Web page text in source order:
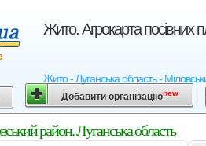
Жито. Агрокарта посівних
Жито - Луганська область -
Добавити організаціюnew
район. Луганська область